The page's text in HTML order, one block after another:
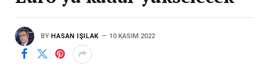
BY HASAN IŞILAK 10 KASIM 2022